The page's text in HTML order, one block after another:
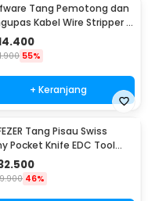
Tang Pemotong dan
Kabel Wire Stripper 7
- JM-CT4-12
55%
+ Keranjang
Tang Pisau Swiss
Pocket Knife EDC Tool
Steel - A3009
46%